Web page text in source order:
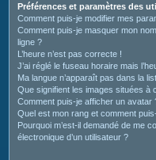
Préférences et paramètres des
Comment puis-je modifier mes
Comment puis-je masquer mon
ligne ?
L’heure n’est pas correcte !
J’ai réglé le fuseau horaire mais
Ma langue n’apparaît pas dans la
Que signifient les images situées à
Comment puis-je afficher un avatar
Quel est mon rang et comment
Pourquoi m’est-il demandé de me
électronique d’un utilisateur ?